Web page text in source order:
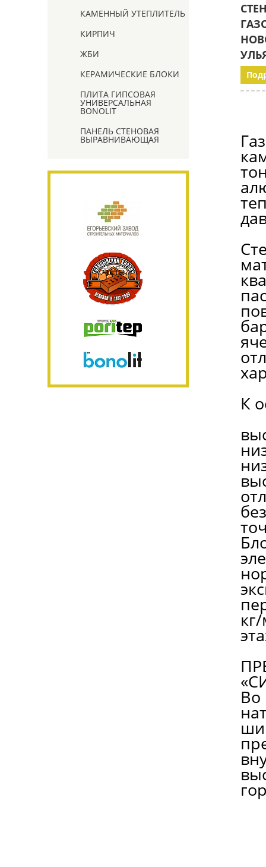
КАМЕННЫЙ УТЕПЛИТЕЛЬ
КИРПИЧ
ЖБИ
КЕРАМИЧЕСКИЕ БЛОКИ
ПЛИТА ГИПСОВАЯ
УНИВЕРСАЛЬНАЯ
BONOLIT
ПАНЕЛЬ СТЕНОВАЯ
ВЫРАВНИВАЮЩАЯ
К
Во